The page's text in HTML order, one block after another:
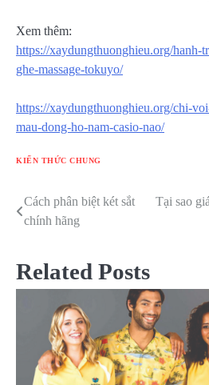
Xem thêm:
https://xaydungthuonghieu.org/hanh-
ghe-massage-tokuyo/
https://xaydungthuonghieu.org/chi-
mau-dong-ho-nam-casio-nao/
KIẾN THỨC CHUNG
Điều
bài
viết
Cách phân biệt két sắt
chính hãng
Tại sao
Related Posts